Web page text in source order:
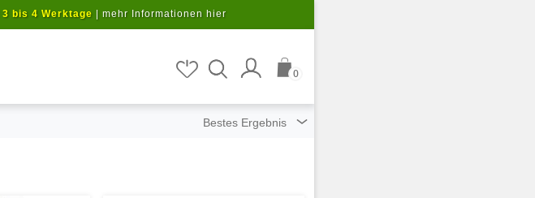
3 bis 4 Werktage mehr Informationen hier
0